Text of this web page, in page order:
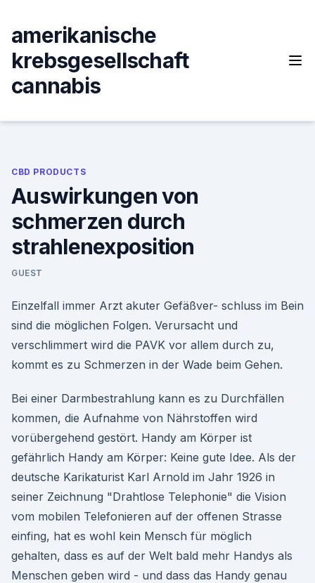
content
amerikanische
krebsgesellschaft
cannabis
CBD PRODUCTS
Auswirkungen von
schmerzen durch
strahlenexposition
GUEST
Einzelfall immer Arzt akuter Gefäßver- schluss im Bein
sind die möglichen Folgen. Verursacht und
verschlimmert wird die PAVK vor allem durch zu,
kommt es zu Schmerzen in der Wade beim Gehen.
Bei einer Darmbestrahlung kann es zu Durchfällen
kommen, die Aufnahme von Nährstoffen wird
vorübergehend gestört. Handy am Körper ist
gefährlich Handy am Körper: Keine gute Idee. Als der
deutsche Karikaturist Karl Arnold im Jahr 1926 in
seiner Zeichnung "Drahtlose Telephonie" die Vision
vom mobilen Telefonieren auf der offenen Strasse
einfing, hat es wohl kein Mensch für möglich
gehalten, dass es auf der Welt bald mehr Handys als
Menschen geben wird - und dass das Handy genau